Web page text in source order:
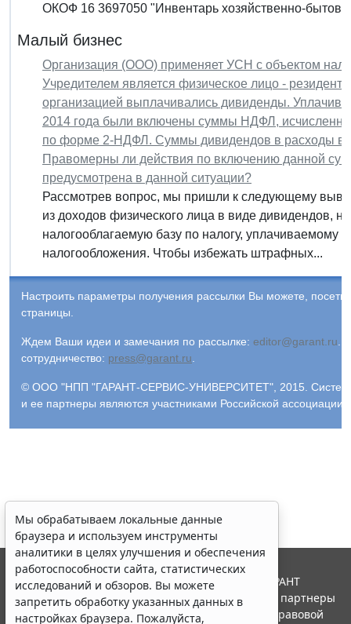
ОКОФ 16 3697050 "Инвентарь хозяйственно-
Малый бизнес
Организация (ООО) применяет УСН с объектом
Учредителем является физическое лицо -
организацией выплачивались дивиденды.
2014 года были включены суммы НДФЛ,
по форме 2-НДФЛ. Суммы дивидендов в расходы
Правомерны ли действия по включению данной
предусмотрена в данной ситуации?
Рассмотрев вопрос, мы пришли к следующему
из доходов физического лица в виде дивидендов,
налогооблагаемую базу по налогу,
налогообложения. Чтобы избежать штрафных...
Настроить параметры получения рассылки Вы можете,
страницы.
Ждем Ваши идеи и замечания по рассылке: editor@garant.ru
сотрудничество: press@garant.ru
© ООО "НПП "ГАРАНТ-СЕРВИС-УНИВЕРСИТЕТ", 2015. Система
и ее партнеры являются участниками Российской
Мы обрабатываем локальные данные
браузера и используем инструменты
аналитики в целях улучшения и обеспечения
работоспособности сайта, статистических
исследований и обзоров. Вы можете
запретить обработку указанных данных в
настройках браузера. Пожалуйста,
© ООО "НПП "ГАРАНТ-СЕРВИС", 2026. Система ГАРАНТ
выпускается с 1990 года. Компания "Гарант" и ее партнеры
являются участниками Российской ассоциации правовой